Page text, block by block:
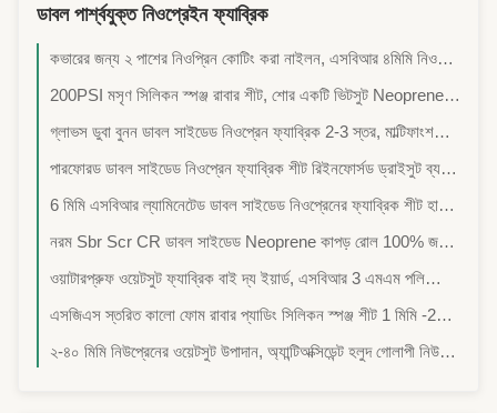
ডাবল পার্শ্বযুক্ত নিওপ্রেইন ফ্যাব্রিক
কভারের জন্য ২ পাশের নিওপ্রিন কোটিং করা নাইলন, এসবিআর ৪মিমি নিওপ্রিন ফ্যাব্রিক, ইলাস্টিক ফ্যাব্রিক, খেলাধুলার সামগ্রী, সুরক্ষামূলক পোশাকের ফ্যাব্রিক, জলরোধী ফ্যাব্রিকের জন্য উপযুক্ত
200PSI মসৃণ সিলিকন স্পঞ্জ রাবার শীট, শোর একটি ভিটসুট Neoprene শীট
গ্লাভস ডুবা বুনন ডাবল সাইডেড নিওপ্রেন ফ্যাব্রিক 2-3 স্তর, মাল্টিফাংশনাল ফ্যাব্রিক, কাস্টমাইজড কারিগরি, হালকা ওজন নিওপ্রেন, শ্বাস প্রশ্বাসের নিওপ্রেন
পারফোরড ডাবল সাইডেড নিওপ্রেন ফ্যাব্রিক শীট রিইনফোর্সড ড্রাইসুট ব্যবহার
6 মিমি এসবিআর ল্যামিনেটেড ডাবল সাইডেড নিওপ্রেনের ফ্যাব্রিক শীট হালকা ওজনের, হালকা ওজনের নিওপ্রেনে, শ্বাস প্রশ্বাসের নিওপ্রেনে, কাস্টম পোর আকার
নরম Sbr Scr CR ডাবল সাইডেড Neoprene কাপড় রোল 100% জলরোধী Polychloroprene,Perforated কাপড়, porous কাপড়, breathable কাপড়, Mesh
ওয়াটারপ্রুফ ওয়েটসুট ফ্যাব্রিক বাই দ্য ইয়ার্ড, এসবিআর 3 এমএম পলিক্লোরোপ্রেন ফ্যাব্রিক, উত্স কারখানার পণ্য, ছাড়যুক্ত নিওপ্রেন, ব্যয়বহুল উপাদান, মাল্টিপপপ্লাস উপাদান
এসজিএস স্তরিত কালো ফোম রাবার প্যাডিং সিলিকন স্পঞ্জ শীট 1 মিমি -20 মিমি বেধ,সার্ফিং স্যুট,ডাইভিং স্যুট,স্কিউ স্যুট ফ্যাব্রিক, আস্তরণ, উচ্চ স্থিতিস্থাপকতা, জলরোধী এবং তাপ সংরক্ষণ
২-৪০ মিমি নিউপ্রেনের ওয়েটসুট উপাদান, অ্যান্টিঅক্সিডেন্ট হলুদ গোলাপী নিউপ্রেনের কাপড়, প্যানটোন রঙ অনুযায়ী কাস্টমাইজড কাপড়, উচ্চ রঙের দৃঢ়তা কাপড়,